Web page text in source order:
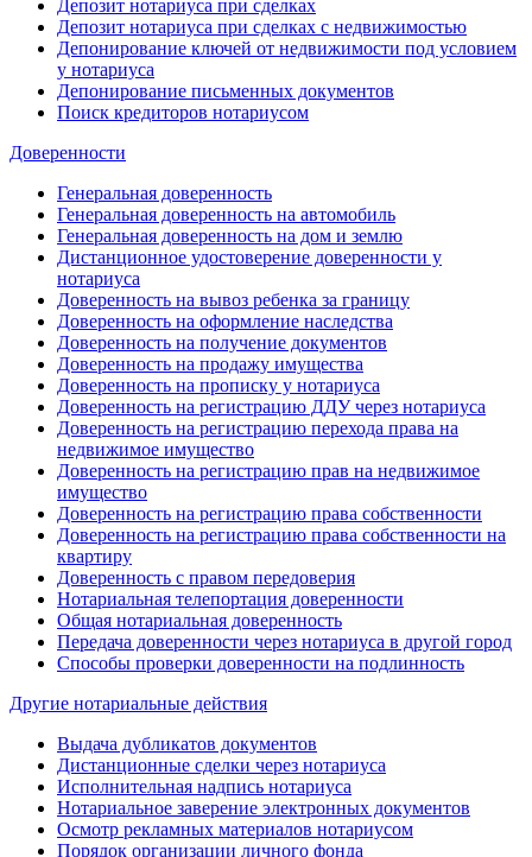
Депозит нотариуса при сделках
Депозит нотариуса при сделках с недвижимостью
Депонирование ключей от недвижимости под условием
у нотариуса
Депонирование письменных документов
Поиск кредиторов нотариусом
Доверенности
Генеральная доверенность
Генеральная доверенность на автомобиль
Генеральная доверенность на дом и землю
Дистанционное удостоверение доверенности у
нотариуса
Доверенность на вывоз ребенка за границу
Доверенность на оформление наследства
Доверенность на получение документов
Доверенность на продажу имущества
Доверенность на прописку у нотариуса
Доверенность на регистрацию ДДУ через нотариуса
Доверенность на регистрацию перехода права на
недвижимое имущество
Доверенность на регистрацию прав на недвижимое
имущество
Доверенность на регистрацию права собственности
Доверенность на регистрацию права собственности на
квартиру
Доверенность с правом передоверия
Нотариальная телепортация доверенности
Общая нотариальная доверенность
Передача доверенности через нотариуса в другой город
Способы проверки доверенности на подлинность
Другие нотариальные действия
Выдача дубликатов документов
Дистанционные сделки через нотариуса
Исполнительная надпись нотариуса
Нотариальное заверение электронных документов
Осмотр рекламных материалов нотариусом
Порядок организации личного фонда